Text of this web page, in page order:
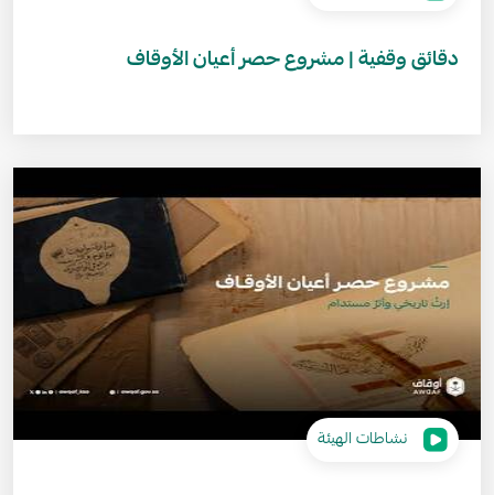
دقائق وقفية | مشروع حصر أعيان الأوقاف
نشاطات الهيئة